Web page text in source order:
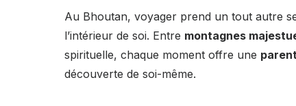
Au Bhoutan, voyager prend un tout autre
l’intérieur de soi. Entre montagnes
spirituelle, chaque moment offre une
découverte de soi-même.